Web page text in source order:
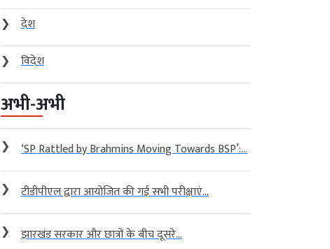
❯
देश
❯
विदेश
अभी-अभी
❯ ‘SP Rattled by Brahmins Moving Towards BSP’:...
❯ टीडीपीएल द्वारा आयोजित की गई सभी परीक्षाएं...
❯ झारखंड सरकार और छात्रों के बीच दूसरे...